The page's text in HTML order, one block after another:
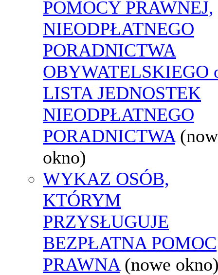
POMOCY PRAWNEJ,
NIEODPŁATNEGO
PORADNICTWA
OBYWATELSKIEGO
LISTA JEDNOSTEK
NIEODPŁATNEGO
PORADNICTWA
okno)
WYKAZ OSÓB,
KTÓRYM
PRZYSŁUGUJE
BEZPŁATNA POMOC
PRAWNA (nowe